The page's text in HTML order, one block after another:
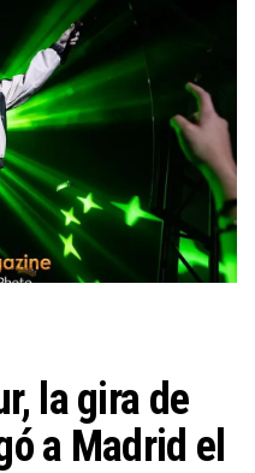
la gira de
a Madrid el